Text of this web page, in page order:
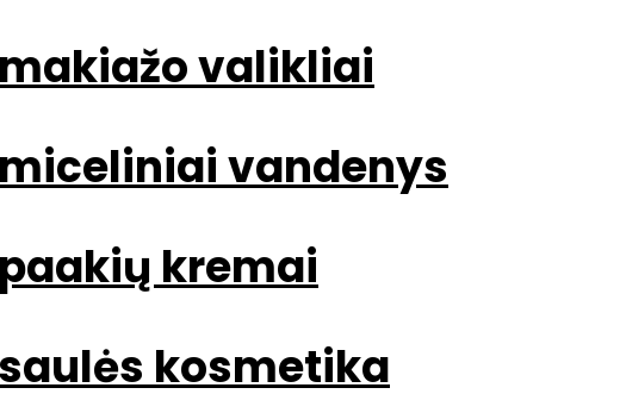
valikliai
vandenys
kremai
kosmetika